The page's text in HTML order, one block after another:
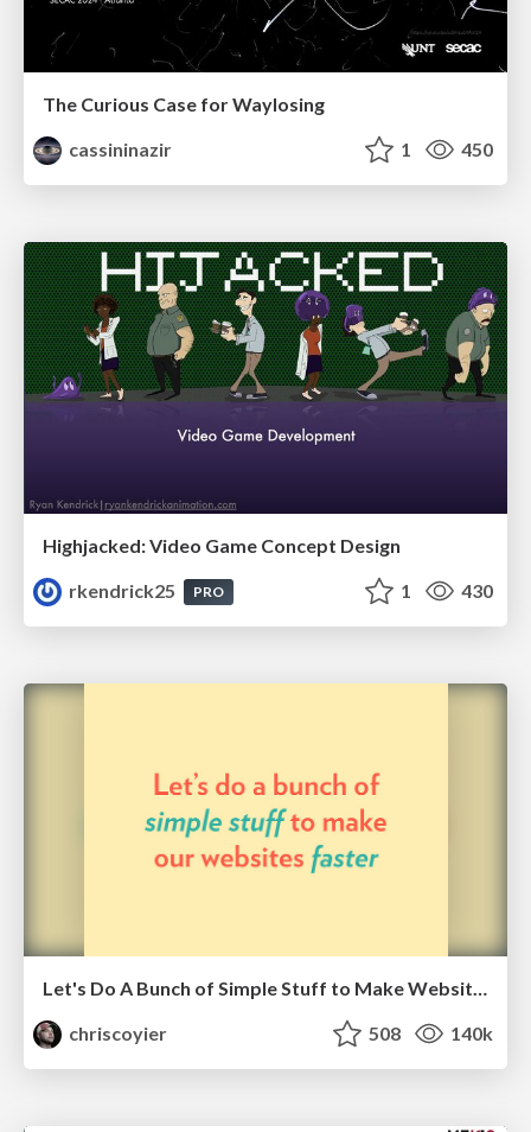
The Curious Case for Waylosing
cassininazir
1 450
Highjacked: Video Game Concept Design
rkendrick25
PRO 1 430
chriscoyier
508 140k